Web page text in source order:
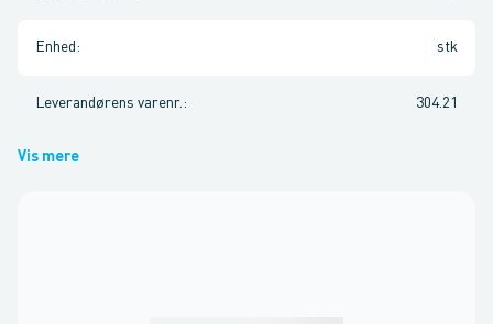
Enhed : stk
Leverandørens varenr. : 304.21
Vis mere